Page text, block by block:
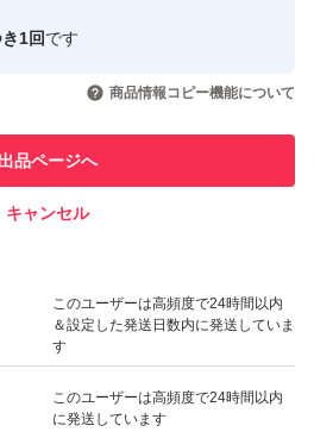
引を完了させた実績があります
での取引実績があります
このユーザーは高頻度で24時間以内
＆設定した発送日数内に発送していま
す
このユーザーは高頻度で24時間以内
に発送しています
1回です
商品情報コピー機能について
出品ページへ
キャンセル
いいね！
5,000